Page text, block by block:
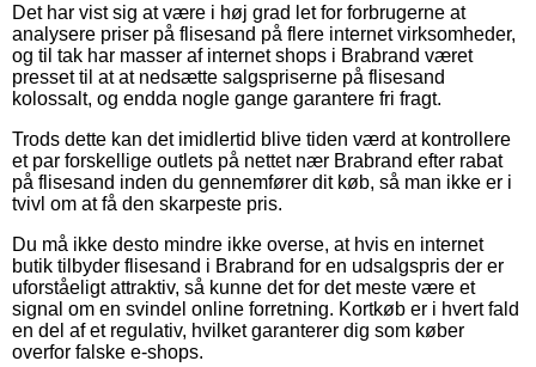
Det har vist sig at være i høj grad let for forbrugerne at
analysere priser på flisesand på flere internet virksomheder,
og til tak har masser af internet shops i Brabrand været
presset til at at nedsætte salgspriserne på flisesand
kolossalt, og endda nogle gange garantere fri fragt.
Trods dette kan det imidlertid blive tiden værd at kontrollere
et par forskellige outlets på nettet nær Brabrand efter rabat
på flisesand inden du gennemfører dit køb, så man ikke er i
tvivl om at få den skarpeste pris.
Du må ikke desto mindre ikke overse, at hvis en internet
butik tilbyder flisesand i Brabrand for en udsalgspris der er
uforståeligt attraktiv, så kunne det for det meste være et
signal om en svindel online forretning. Kortkøb er i hvert fald
en del af et regulativ, hvilket garanterer dig som køber
overfor falske e-shops.